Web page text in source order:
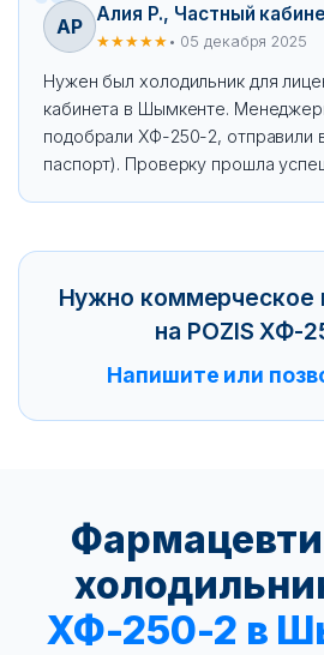
АР
Алия Р., Частный
★★★★★ • 05 декабря 2025
Нужен был холодильник для
кабинета в Шымкенте.
подобрали ХФ-250-2, отправили
паспорт). Проверку прошла
Нужно коммерческое
на POZIS ХФ-
Напишите или
ХФ-250-2 в